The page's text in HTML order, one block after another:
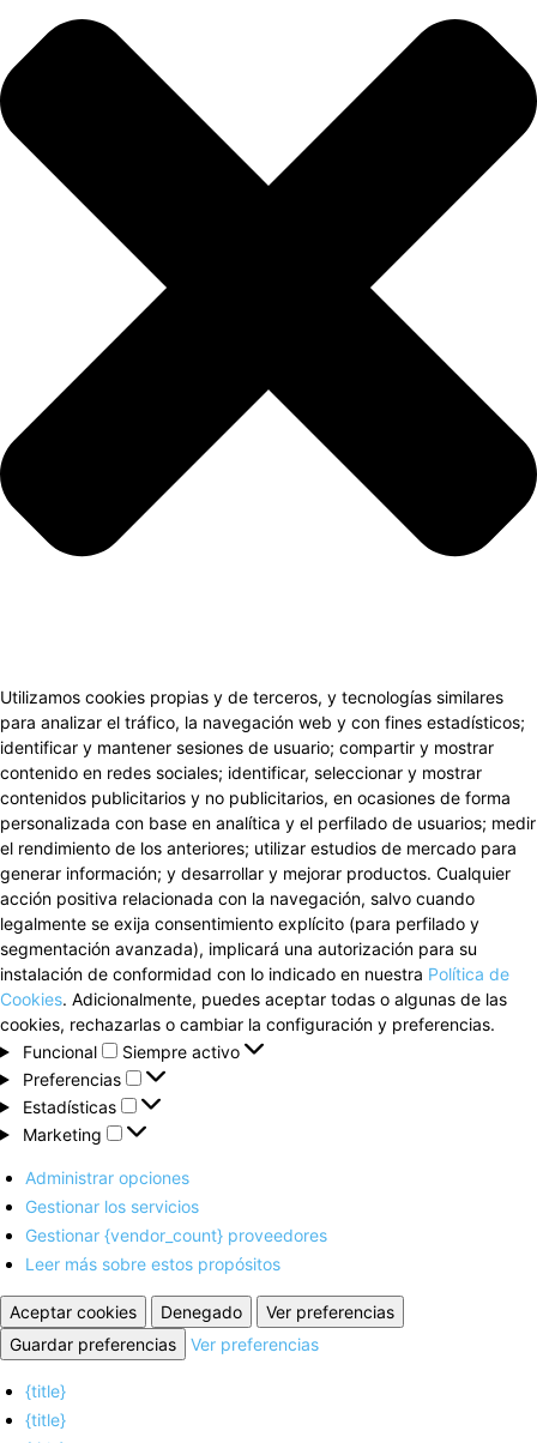
Utilizamos cookies propias y de terceros, y tecnologías similares
para analizar el tráfico, la navegación web y con fines estadísticos;
identificar y mantener sesiones de usuario; compartir y mostrar
contenido en redes sociales; identificar, seleccionar y mostrar
contenidos publicitarios y no publicitarios, en ocasiones de forma
personalizada con base en analítica y el perfilado de usuarios; medir
el rendimiento de los anteriores; utilizar estudios de mercado para
generar información; y desarrollar y mejorar productos. Cualquier
acción positiva relacionada con la navegación, salvo cuando
legalmente se exija consentimiento explícito (para perfilado y
segmentación avanzada), implicará una autorización para su
instalación de conformidad con lo indicado en nuestra Política de
Cookies. Adicionalmente, puedes aceptar todas o algunas de las
cookies, rechazarlas o cambiar la configuración y preferencias.
Funcional
Funcional
Siempre activo
Preferencias
Preferencias
Estadísticas
Estadísticas
Marketing
Marketing
Administrar opciones
Gestionar los servicios
Gestionar {vendor_count} proveedores
Leer más sobre estos propósitos
Aceptar cookies Denegado
Ver preferencias
Guardar preferencias
Ver preferencias
{title}
{title}